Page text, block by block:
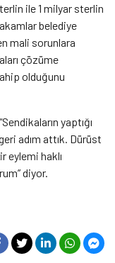
ile 1 milyar sterlin
belediye
mali sorunlara
çözüme
olduğunu
yaptığı
adım attık. Dürüst
eylemi haklı
diyor.